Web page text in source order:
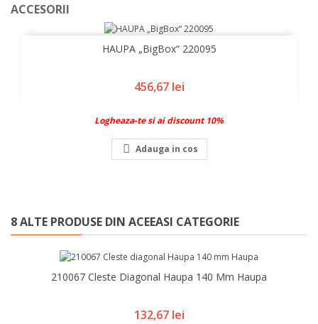
ACCESORII
HAUPA „BigBox“ 220095
Pret
456,67 lei
Logheaza-te si ai discount 10%
 Adauga in cos
8 ALTE PRODUSE DIN ACEEASI CATEGORIE
210067 Cleste Diagonal Haupa 140 Mm Haupa
Pret
132,67 lei